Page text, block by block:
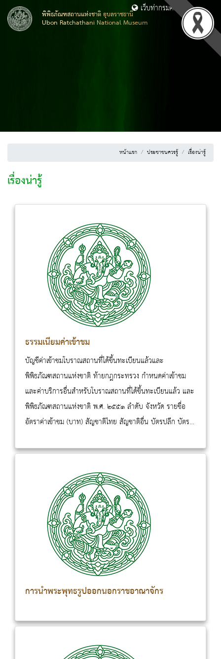
พิพิธภัณฑสถานแห่งชาติ อุบลราชธานี
Ubon Ratchathani National Museum
เว็บท่ากรมศิลปากร
หน้าแรก ประชาชนควรรู้ เรื่องน่ารู้
เรื่องน่ารู้
ธรรมเนียมค่าเข้าชม
บัญชีค่าเข้าชมโบราณสถานที่ได้ขึ้นทะเบียนแล้วและ
พิพิธภัณฑสถานแห่งชาติ ท้ายกฎกระทรวง กำหนดค่าเข้าชม
และค่าบริการอื่นสำหรับโบราณสถานที่ได้ขึ้นทะเบียนแล้ว และ
พิพิธภัณฑสถานแห่งชาติ พ.ศ. ๒๕๕๑ ลำดับ จังหวัด รายชื่อ
อัตราค่าเข้าชม (บาท) สัญชาติไทย สัญชาติอื่น บัตรปลีก บัตร
แห่งชาติพระนคร เขตพระนคร 2.พิพิธภัณฑสถานแห่งชาติ เรือ
ศิลป เขตพระนคร 4.พิพิธภัณฑสถานแห่งชาติ ช้างต้น เขตดุสิต
30 20 30 5 60 200 100 200 5 350 2 กาญจนบุรี
1.พิพิธภัณฑสถานแห่งชาติ บ้านเก่า อำเภอเมืองกาญจนบุรี
2.อุทยานประวัติศาสตร์เมืองสิงห์ อำเภอไทรโยค 10 20 - - 50
กำแพงเพชร อำเภอเมืองกำแพงเพชร 2.อุทยานประวัติศาสตร์
กำแพงเพชร เขตอรัญญิก อำเภอเมืองกำแพงเพชร 3.อุทยาน
ประวัติศาสตร์ กำแพงเพชร เขตในกำแพงเมือง อำเภอเมือง
ขอนแก่น 1.พิพิธภัณฑสถานแห่งชาติ ขอนแก่น อำเภอเมือง
พาณิชย์นาวี อำเภอเมืองจันทบุรี 20 - 100 - 6 ชัยนาท
การนำพระพุทธรูปออกนอกราชอาณาจักร